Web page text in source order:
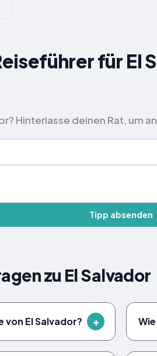
für El
Hinterlasse deinen Rat, um
Tipp absenden
zu El Salvador
von El Salvador?